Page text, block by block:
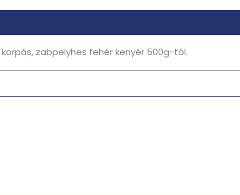
zabpelyhes fehér kenyér 500g-tól.